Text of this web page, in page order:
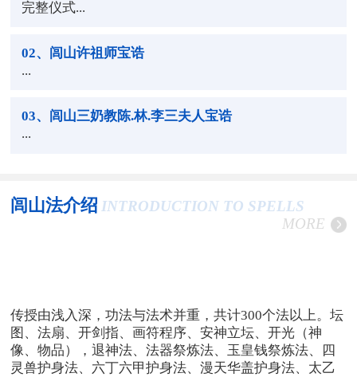
完整仪式...
02、闾山许祖师宝诰
...
03、闾山三奶教陈.林.李三夫人宝诰
...
闾山法介绍 INTRODUCTION TO SPELLS
MORE
传授由浅入深，功法与法术并重，共计300个法以上。坛
图、法扇、开剑指、画符程序、安神立坛、开光（神
像、物品），退神法、法器祭炼法、玉皇钱祭炼法、四
灵兽护身法、六丁六甲护身法、漫天华盖护身法、太乙